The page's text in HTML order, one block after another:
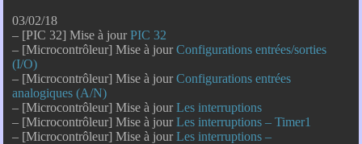
03/02/18
– [PIC 32] Mise à jourPIC 32
– [Microcontrôleur] Mise à jourConfigurations entrées/sorties
(I/O)
– [Microcontrôleur] Mise à jourConfigurations entrées
analogiques (A/N)
– [Microcontrôleur] Mise à jourLes interruptions
– [Microcontrôleur] Mise à jourLes interruptions – Timer1
– [Microcontrôleur] Mise à jourLes interruptions –